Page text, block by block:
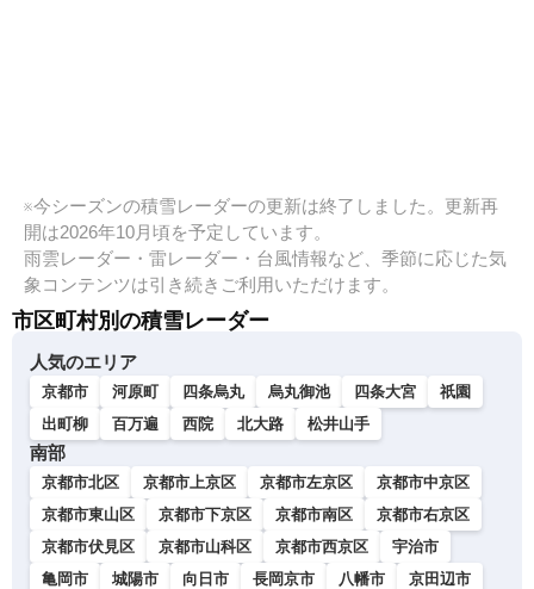
※今シーズンの積雪レーダーの更新は終了しました。更新再
開は2026年10月頃を予定しています。
雨雲レーダー・雷レーダー・台風情報など、季節に応じた気
象コンテンツは引き続きご利用いただけます。
市区町村別の積雪レーダー
人気のエリア
京都市 河原町 四条烏丸 烏丸御池 四条大宮
祇園
出町柳
百万遍 西院 北大路 松井山手
南部
京都市北区 京都市上京区 京都市左京区
京都市中京区
京都市東山区
京都市下京区 京都市南区
京都市右京区
京都市伏見区
京都市山科区 京都市西京区
宇治市
亀岡市
城陽市 向日市 長岡京市 八幡市
京田辺市